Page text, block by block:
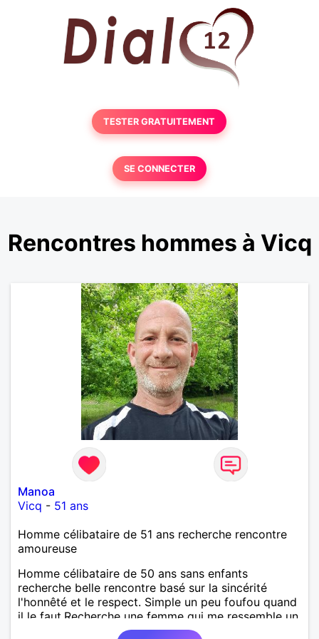
TESTER GRATUITEMENT
SE CONNECTER
Rencontres hommes à Vicq
Manoa
Vicq - 51 ans
Homme célibataire de 51 ans recherche rencontre
amoureuse
Homme célibataire de 50 ans sans enfants
recherche belle rencontre basé sur la sincérité
l'honnêté et le respect. Simple un peu foufou quand
il le faut.Recherche une femme qui me ressemble un
peu.Sur Valenciennes.